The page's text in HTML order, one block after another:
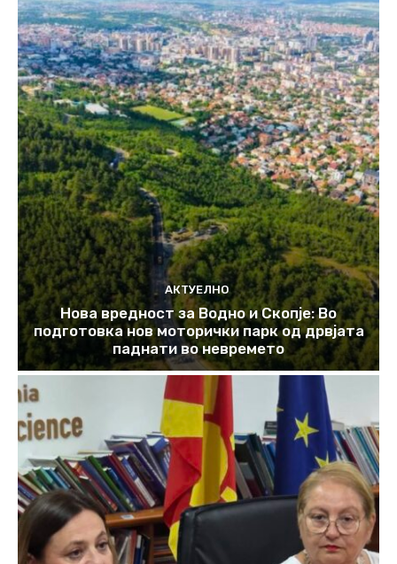
АКТУЕЛНО
Нова вредност за Водно и Скопје: Во
подготовка нов моторички парк од дрвјата
паднати во невремето